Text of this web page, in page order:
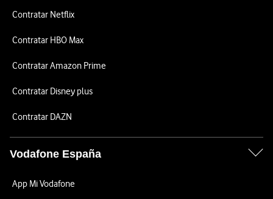
Contratar Netflix
Contratar HBO Max
Contratar Amazon Prime
Contratar Disney plus
Contratar DAZN
Vodafone España
App Mi Vodafone